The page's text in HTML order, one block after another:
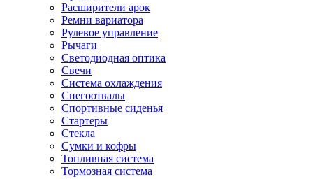
Расширители арок
Ремни вариатора
Рулевое управление
Рычаги
Светодиодная оптика
Свечи
Система охлаждения
Снегоотвалы
Спортивные сиденья
Стартеры
Стекла
Сумки и кофры
Топливная система
Тормозная система